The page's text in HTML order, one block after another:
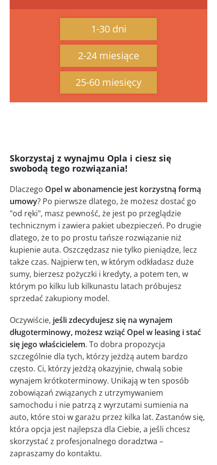
1-30 dni
2-24 miesiące
25-60 miesięcy
Skorzystaj z wynajmu Opla i ciesz się
swobodą tego rozwiązania!
Dlaczego Opel w abonamencie jest korzystną formą
umowy? Po pierwsze dlatego, że możesz dostać go
"od ręki", masz pewność, że jest po przeglądzie
technicznym i zawiera pakiet ubezpieczeń. Po drugie
dlatego, że to po prostu tańsze rozwiązanie niż
kupienie auta. Oszczędzasz nie tylko pieniądze, lecz
także czas. Najpierw ten, w którym odkładasz duże
sumy, bierzesz pożyczki i kredyty, a potem ten, w
którym po kilku lub kilkunastu latach próbujesz
sprzedać zakupiony model.
Oczywiście, jeśli zdecydujesz się na wynajem
długoterminowy, możesz wziąć Opel w leasing i stać
się jego właścicielem. To dobra propozycja
szczególnie dla tych, którzy jeżdżą autem bardzo
często. Ci, którzy jeżdżą okazyjnie, chwalą sobie
wynajem krótkoterminowy. Unikają w ten sposób
zobowiązań związanych z utrzymywaniem
samochodu i nie patrzą z wyrzutami sumienia na
auto, które stoi w garażu przez kilka lat. Zastanów się,
która opcja jest najlepsza dla Ciebie, a jeśli chcesz
skorzystać z profesjonalnego doradztwa –
zapraszamy do kontaktu.